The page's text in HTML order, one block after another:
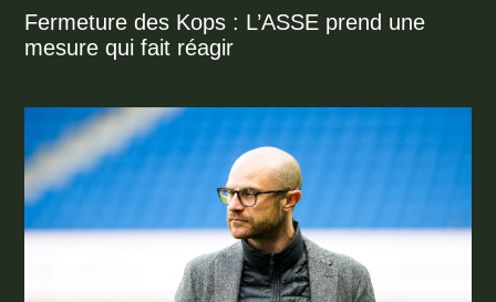
Fermeture des Kops : L’ASSE prend une
mesure qui fait réagir